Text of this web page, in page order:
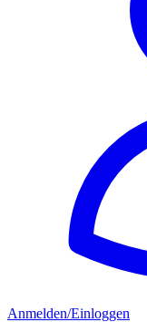
Anmelden/Einloggen